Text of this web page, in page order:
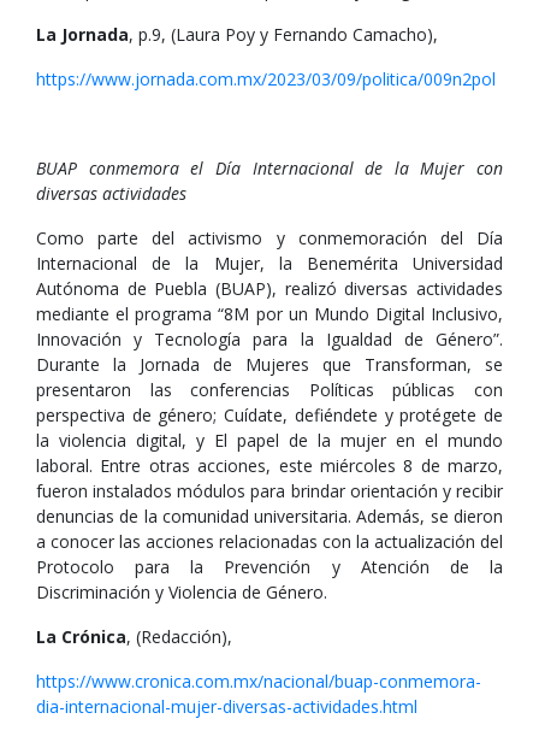
La Jornada, p.9, (Laura Poy y Fernando Camacho),
https://www.jornada.com.mx/2023/03/09/politica/009n2pol
BUAP conmemora el Día Internacional de la Mujer con
diversas actividades
Como parte del activismo y conmemoración del Día
Internacional de la Mujer, la Benemérita Universidad
Autónoma de Puebla (BUAP), realizó diversas actividades
mediante el programa “8M por un Mundo Digital Inclusivo,
Innovación y Tecnología para la Igualdad de Género”.
Durante la Jornada de Mujeres que Transforman, se
presentaron las conferencias Políticas públicas con
perspectiva de género; Cuídate, defiéndete y protégete de
la violencia digital, y El papel de la mujer en el mundo
laboral. Entre otras acciones, este miércoles 8 de marzo,
fueron instalados módulos para brindar orientación y recibir
denuncias de la comunidad universitaria. Además, se dieron
a conocer las acciones relacionadas con la actualización del
Protocolo para la Prevención y Atención de la
Discriminación y Violencia de Género.
La Crónica, (Redacción),
https://www.cronica.com.mx/nacional/buap-conmemora-
dia-internacional-mujer-diversas-actividades.html